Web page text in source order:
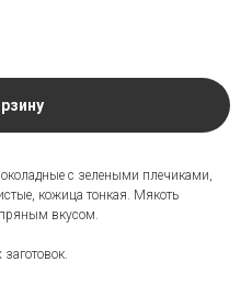
с зелеными плечиками,
кожица тонкая. Мякоть
пряным вкусом.